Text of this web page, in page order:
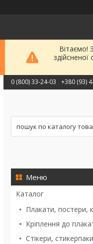
Вітаємо!
0 (800) 33-24-03 +380 (93)
Каталог
Плакати, постери,
Кріплення до
Стікери, стикерпаки